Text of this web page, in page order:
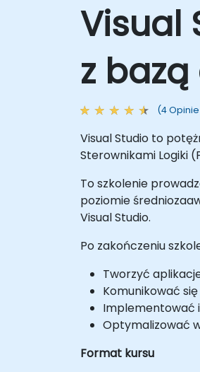
Visual
z
(4
Visual Studio to
Sterownikami Logiki
To szkolenie
poziomie
Visual Studio.
Po zakończeniu
Tworzyć
Komunikować
Implementować
Optymalizować
Format kursu